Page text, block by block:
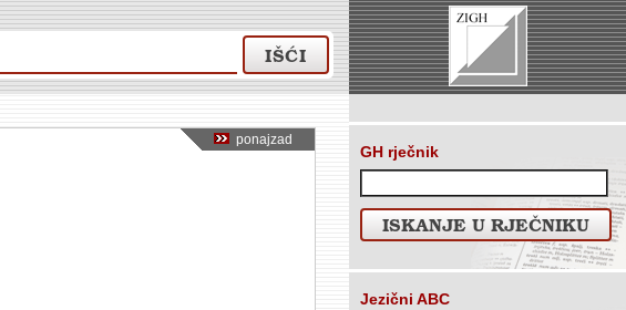
IŠĆI
ponajzad
GH rječnik
ISKANJE U RJEČNIKU
Jezični ABC